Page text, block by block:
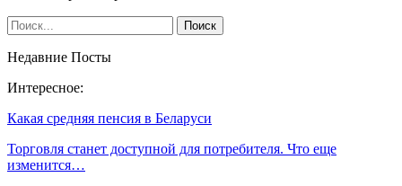
Недавние Посты
Интересное:
Какая средняя пенсия в Беларуси
Торговля станет доступной для потребителя. Что еще
изменится…